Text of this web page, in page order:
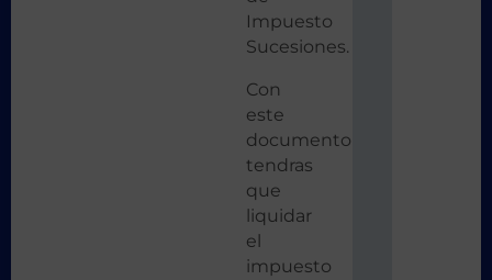
Impuesto
Sucesiones.
Con
este
documento
tendras
que
liquidar
el
impuesto